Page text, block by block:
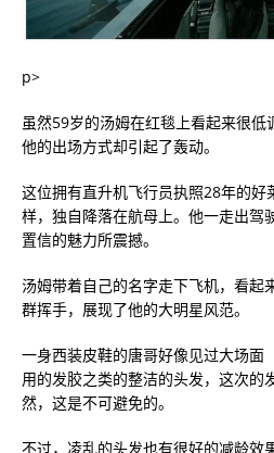
p>
虽然59岁的汤姆在红毯上看起来很低
他的出场方式却引起了轰动。
这位拥有直升机飞行员执照28年的
样，独自降落在航母上。他一走出驾
置信的魅力所震撼。
汤姆带着自己的名字走下飞机，看起
群挥手，展现了他的大明星风范。
一身西装皮鞋的唐哥好像见过大场面
用的发胶之类的整洁的头发，这次的
然，这是不可避免的。
不过，凌乱的头发也有很好的减龄效